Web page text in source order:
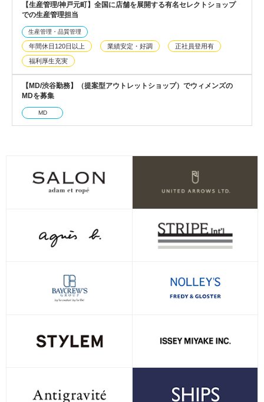
【生産管理/神戸元町】全国に店舗を展開する有名セレクトショップ
での生産管理担当
生産管理・品質管理
年間休日120日以上 業績安定・好調 正社員登用有
福利厚生充実
【MD/渋谷勤務】（提案型アウトレットショップ）でウィメンズの
MDを募集
MD